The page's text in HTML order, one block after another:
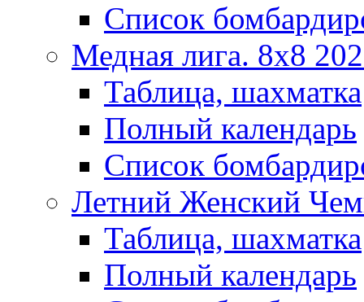
Список
Медная лига. 8x8
Таблица, шахматка
Полный календарь
Список
Летний Женский
Таблица, шахматка
Полный календарь